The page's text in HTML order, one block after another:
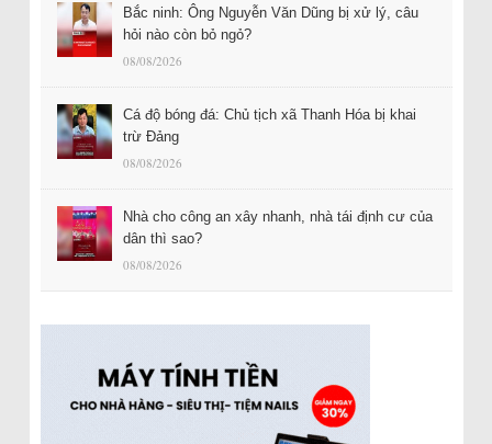
Bắc ninh: Ông Nguyễn Văn Dũng bị xử lý, câu
hỏi nào còn bỏ ngỏ?
08/08/2026
Cá độ bóng đá: Chủ tịch xã Thanh Hóa bị khai
trừ Đảng
08/08/2026
Nhà cho công an xây nhanh, nhà tái định cư của
dân thì sao?
08/08/2026